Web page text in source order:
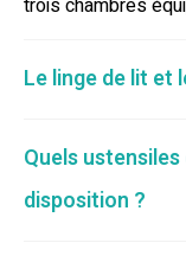
Le linge de lit et
Quels
disposition ?